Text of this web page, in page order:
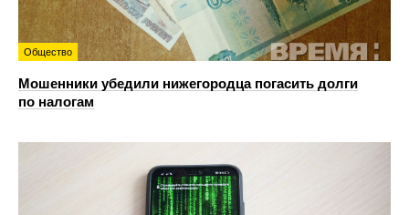
Общество
Мошенники убедили нижегородца погасить долги
по налогам